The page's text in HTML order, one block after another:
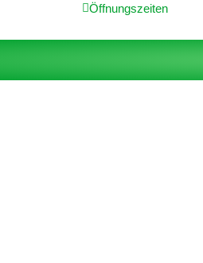
Öffnungszeiten